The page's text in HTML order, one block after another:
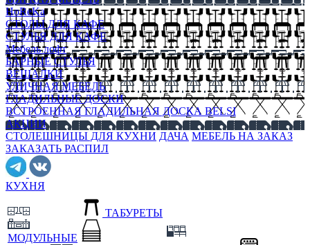
HoReKa
СТОЛЫ ДЛЯ КАФЕ
СТУЛЬЯ ДЛЯ КАФЕ
Мебель лофт
БАРНЫЕ СТУЛЬЯ
ВЕШАЛКИ
УЛИЧНАЯ МЕБЕЛЬ
ГЛАДИЛЬНЫЕ ДОСКИ
ВСТРОЕННАЯ ГЛАДИЛЬНАЯ ДОСКА BELSI
АКЦИИ
СТОЛЕШНИЦЫ ДЛЯ КУХНИ ДАЧА МЕБЕЛЬ НА ЗАКАЗ
ЗАКАЗАТЬ РАСПИЛ
КУХНЯ
МОДУЛЬНЫЕ
ТАБУРЕТЫ